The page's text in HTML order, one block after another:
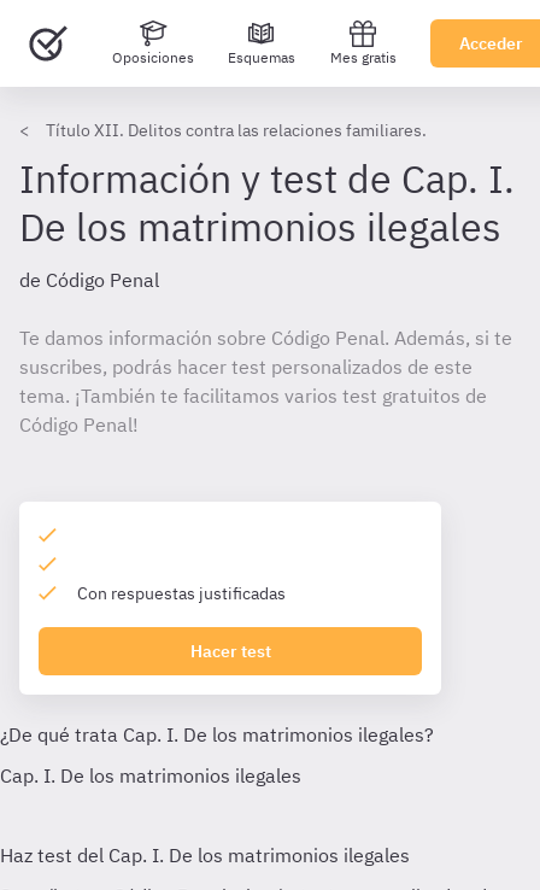
Oposiciones Esquemas Mes gratis
Acceder
Título XII. Delitos contra las relaciones familiares.
Información y test de Cap. I.
De los matrimonios ilegales
de Código Penal
Te damos información sobre Código Penal. Además, si te
suscribes, podrás hacer test personalizados de este
tema. ¡También te facilitamos varios test gratuitos de
Código Penal!
Con respuestas justificadas
Hacer test